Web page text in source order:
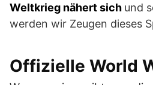
Weltkrieg nähert sich und
werden wir Zeugen dieses
Offizielle World